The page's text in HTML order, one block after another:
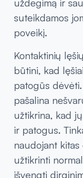
uždegimą ir
suteikdamos
poveikį.
Kontaktinių
būtini, kad
patogūs
pašalina
užtikrina, kad
ir patogus.
naudojant
užtikrinti
išvengti